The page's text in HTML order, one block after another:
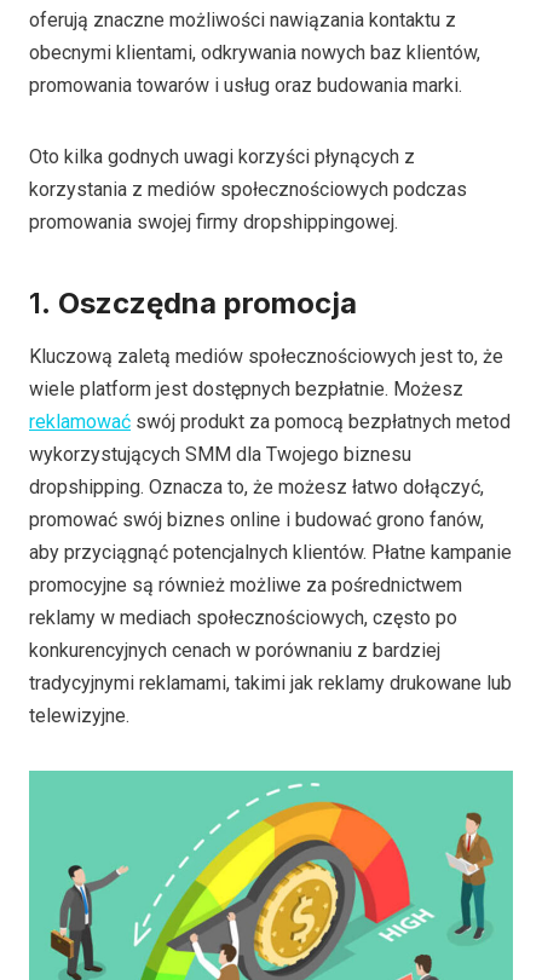
oferują znaczne możliwości nawiązania kontaktu z
obecnymi klientami, odkrywania nowych baz klientów,
promowania towarów i usług oraz budowania marki.
Oto kilka godnych uwagi korzyści płynących z
korzystania z mediów społecznościowych podczas
promowania swojej firmy dropshippingowej.
1. Oszczędna promocja
Kluczową zaletą mediów społecznościowych jest to, że
wiele platform jest dostępnych bezpłatnie. Możesz
reklamować swój produkt za pomocą bezpłatnych metod
wykorzystujących SMM dla Twojego biznesu
dropshipping. Oznacza to, że możesz łatwo dołączyć,
promować swój biznes online i budować grono fanów,
aby przyciągnąć potencjalnych klientów. Płatne kampanie
promocyjne są również możliwe za pośrednictwem
reklamy w mediach społecznościowych, często po
konkurencyjnych cenach w porównaniu z bardziej
tradycyjnymi reklamami, takimi jak reklamy drukowane lub
telewizyjne.